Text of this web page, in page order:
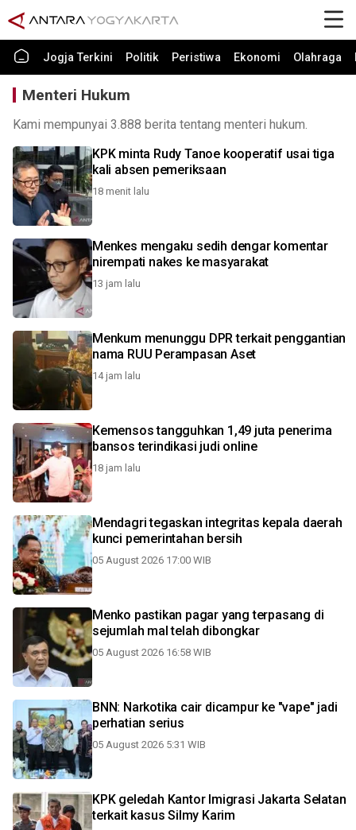
Jogja Terkini Politik Peristiwa Ekonomi Olahraga
Menteri Hukum
Kami mempunyai 3.888 berita tentang menteri hukum.
KPK minta Rudy Tanoe kooperatif usai tiga
kali absen pemeriksaan
18 menit lalu
Menkes mengaku sedih dengar komentar
nirempati nakes ke masyarakat
13 jam lalu
Menkum menunggu DPR terkait penggantian
nama RUU Perampasan Aset
14 jam lalu
Kemensos tangguhkan 1,49 juta penerima
bansos terindikasi judi online
18 jam lalu
Mendagri tegaskan integritas kepala daerah
kunci pemerintahan bersih
05 August 2026 17:00 WIB
Menko pastikan pagar yang terpasang di
sejumlah mal telah dibongkar
05 August 2026 16:58 WIB
BNN: Narkotika cair dicampur ke "vape" jadi
perhatian serius
05 August 2026 5:31 WIB
KPK geledah Kantor Imigrasi Jakarta Selatan
terkait kasus Silmy Karim